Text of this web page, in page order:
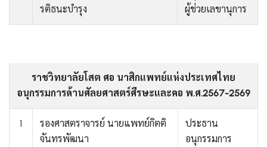
รติธนะบำรุง
ผู้ช่วยเลขานุการ
ราชวิทยาลัยโสต ศอ นาสิกแพทย์แห่งประเทศไทย
อนุกรรมการด้านศัลยศาสตร์ศีรษะและคอ พ.ศ.2567-2569
1
รองศาสตราจารย์ นายแพทย์กิตติ
จันทรพัฒนา
ประธาน
อนุกรรมการ